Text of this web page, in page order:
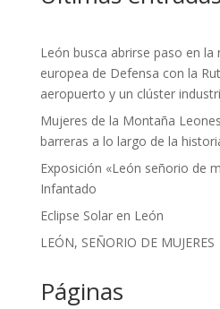
León busca abrirse paso en la
europea de Defensa con la
aeropuerto y un clúster
Mujeres de la Montaña
barreras a lo largo de la
Exposición «León señorio de
Infantado
Eclipse Solar en León
LEÓN, SEÑORIO DE MUJERES
Páginas